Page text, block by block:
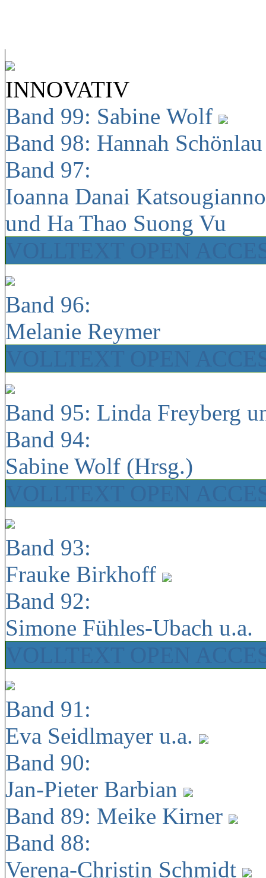
INNOVATIV
Band 99: Sabine Wolf
Band 98: Hannah
Band 97:
Ioanna Danai
und Ha Thao Suong Vu
Band 96:
Melanie Reymer
Band 95: Linda Freyberg
Band 94:
Sabine Wolf (Hrsg.)
Band 93:
Frauke Birkhoff
Band 92:
Simone Fühles-Ubach u.a.
Band 91:
Eva Seidlmayer u.a.
Band 90:
Jan-Pieter Barbian
Band 89: Meike Kirner
Band 88:
Verena-Christin Schmidt